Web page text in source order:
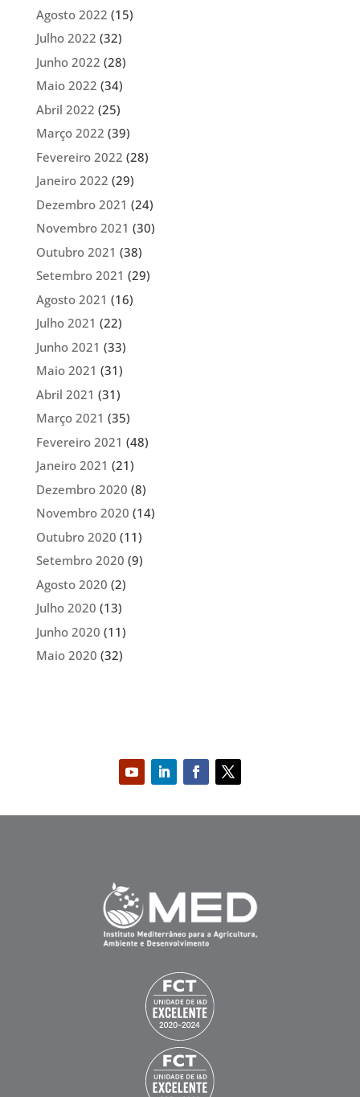
Agosto 2022 (15)
Julho 2022 (32)
Junho 2022 (28)
Maio 2022 (34)
Abril 2022 (25)
Março 2022 (39)
Fevereiro 2022 (28)
Janeiro 2022 (29)
Dezembro 2021 (24)
Novembro 2021 (30)
Outubro 2021 (38)
Setembro 2021 (29)
Agosto 2021 (16)
Julho 2021 (22)
Junho 2021 (33)
Maio 2021 (31)
Abril 2021 (31)
Março 2021 (35)
Fevereiro 2021 (48)
Janeiro 2021 (21)
Dezembro 2020 (8)
Novembro 2020 (14)
Outubro 2020 (11)
Setembro 2020 (9)
Agosto 2020 (2)
Julho 2020 (13)
Junho 2020 (11)
Maio 2020 (32)